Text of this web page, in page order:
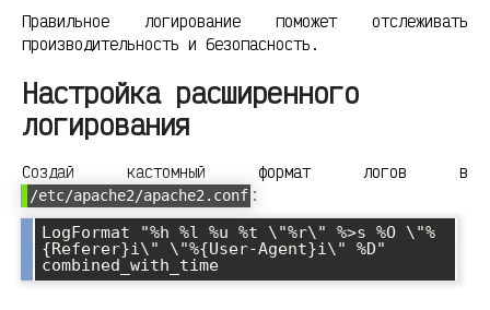
Правильное логирование поможет отслеживать
производительность и безопасность.
Настройка расширенного
логирования
Создай кастомный формат логов в
/etc/apache2/apache2.conf :
LogFormat "%h %l %u %t \"%r\" %>s %O \"%
{Referer}i\" \"%{User-Agent}i\" %D"
combined_with_time